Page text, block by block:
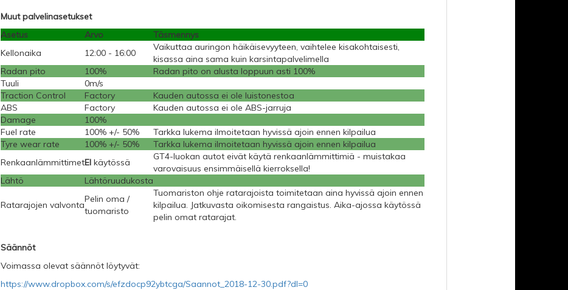
Muut palvelinasetukset
Asetus
Arvo
Täsmennys
Kellonaika
12:00 - 16:00
Vaikuttaa auringon häikäisevyyteen, vaihtelee kisakohtaisesti,
kisassa aina sama kuin karsintapalvelimella
Radan pito
100%
Radan pito on alusta loppuun asti 100%
Tuuli
0m/s
Traction Control
Factory
Kauden autossa ei ole luistonestoa
ABS
Factory
Kauden autossa ei ole ABS-jarruja
Damage
100%
Fuel rate
100% +/- 50%
Tarkka lukema ilmoitetaan hyvissä ajoin ennen kilpailua
Tyre wear rate
100% +/- 50%
Tarkka lukema ilmoitetaan hyvissä ajoin ennen kilpailua
RenkaanlämmittimetEIkäytössä
GT4-luokan autot eivät käytä renkaanlämmittimiä - muistakaa
varovaisuus ensimmäisellä kierroksella!
Lähtö
Lähtöruudukosta
Ratarajojen valvonta
Pelin oma /
tuomaristo
Tuomariston ohje ratarajoista toimitetaan aina hyvissä ajoin ennen
kilpailua. Jatkuvasta oikomisesta rangaistus. Aika-ajossa käytössä
pelin omat ratarajat.
Säännöt
Voimassa olevat säännöt löytyvät:
https://www.dropbox.com/s/efzdocp92ybtcga/Saannot_2018-12-30.pdf?dl=0